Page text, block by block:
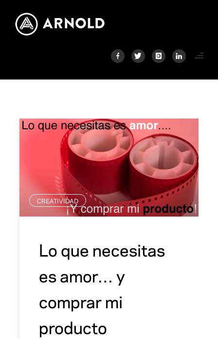
CREATIVIDAD
Lo que necesitas
es amor… y
comprar mi
producto